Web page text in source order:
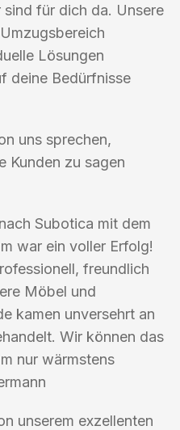
für dich da. Unsere
Lösungen
deine Bedürfnisse
uns sprechen,
Kunden zu sagen
Subotica mit dem
war ein voller Erfolg!
freundlich
Möbel und
kamen unversehrt an
Wir können das
nur wärmstens
unserem exzellenten